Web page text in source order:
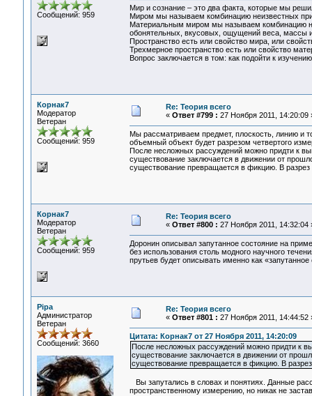
Сообщений: 959
Мир и сознание – это два факта, которые мы
Миром мы называем комбинацию неизвестных
Материальным миром мы называем комбинацию
обонятельных, вкусовых, ощущений веса, массы
Пространство есть или свойство мира, или
Трехмерное пространство есть или свойство
Вопрос заключается в том: как подойти к
Корнак7
Модератор
Ветеран
Сообщений: 959
Re: Теория всего
« Ответ #799 : 27 Ноября 2011, 14:20:09
Мы рассматриваем предмет, плоскость, линию и
объемный объект будет разрезом четвертого
После несложных рассуждений можно придти к
существование заключается в движении от
существование превращается в фикцию. В разрез
Корнак7
Модератор
Ветеран
Сообщений: 959
Re: Теория всего
« Ответ #800 : 27 Ноября 2011, 14:32:04
Доронин описывал запутанное состояние на
без использования столь модного научного
прутьев будет описывать именно как
Pipa
Администратор
Ветеран
Сообщений: 3660
Re: Теория всего
« Ответ #801 : 27 Ноября 2011, 14:44:52
Цитата: Корнак7 от 27 Ноября 2011, 14:20:09
После несложных рассуждений можно придти к
существование заключается в движении от
существование превращается в фикцию. В
Вы запутались в словах и понятиях. Данные
пространственному измерению, но никак не